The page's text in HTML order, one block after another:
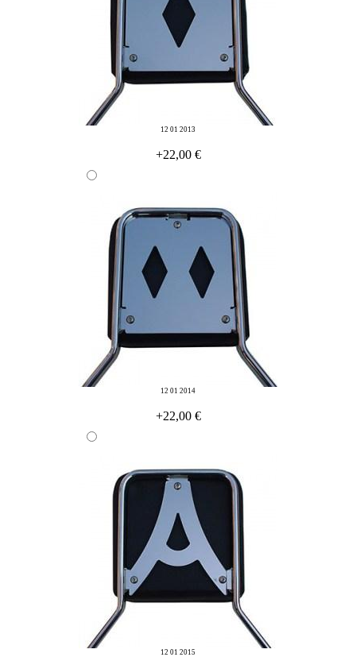
12 01 2013
+22,00 €
12 01 2014
+22,00 €
12 01 2015